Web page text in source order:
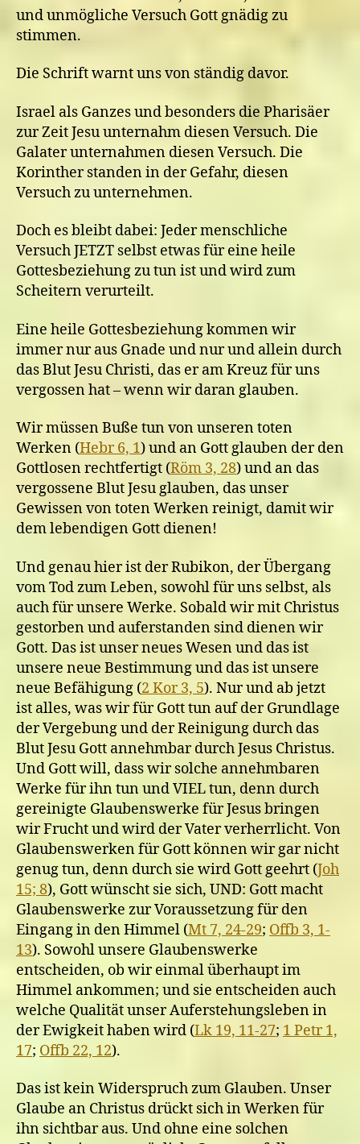
und unmögliche Versuch Gott gnädig zu
stimmen.
Die Schrift warnt uns von ständig davor.
Israel als Ganzes und besonders die Pharisäer
zur Zeit Jesu unternahm diesen Versuch. Die
Galater unternahmen diesen Versuch. Die
Korinther standen in der Gefahr, diesen
Versuch zu unternehmen.
Doch es bleibt dabei: Jeder menschliche
Versuch JETZT selbst etwas für eine heile
Gottesbeziehung zu tun ist und wird zum
Scheitern verurteilt.
Eine heile Gottesbeziehung kommen wir
immer nur aus Gnade und nur und allein durch
das Blut Jesu Christi, das er am Kreuz für uns
vergossen hat – wenn wir daran glauben.
Wir müssen Buße tun von unseren toten
Werken (Hebr 6, 1) und an Gott glauben der den
Gottlosen rechtfertigt (Röm 3, 28) und an das
vergossene Blut Jesu glauben, das unser
Gewissen von toten Werken reinigt, damit wir
dem lebendigen Gott dienen!
Und genau hier ist der Rubikon, der Übergang
vom Tod zum Leben, sowohl für uns selbst, als
auch für unsere Werke. Sobald wir mit Christus
gestorben und auferstanden sind dienen wir
Gott. Das ist unser neues Wesen und das ist
unsere neue Bestimmung und das ist unsere
neue Befähigung (2 Kor 3, 5). Nur und ab jetzt
ist alles, was wir für Gott tun auf der Grundlage
der Vergebung und der Reinigung durch das
Blut Jesu Gott annehmbar durch Jesus Christus.
Und Gott will, dass wir solche annehmbaren
Werke für ihn tun und VIEL tun, denn durch
gereinigte Glaubenswerke für Jesus bringen
wir Frucht und wird der Vater verherrlicht. Von
Glaubenswerken für Gott können wir gar nicht
genug tun, denn durch sie wird Gott geehrt (Joh
15; 8), Gott wünscht sie sich, UND: Gott macht
Glaubenswerke zur Voraussetzung für den
Eingang in den Himmel (Mt 7, 24-29; Offb 3, 1-
13). Sowohl unsere Glaubenswerke
entscheiden, ob wir einmal überhaupt im
Himmel ankommen; und sie entscheiden auch
welche Qualität unser Auferstehungsleben in
der Ewigkeit haben wird (Lk 19, 11-27; 1 Petr 1,
17; Offb 22, 12).
Das ist kein Widerspruch zum Glauben. Unser
Glaube an Christus drückt sich in Werken für
ihn sichtbar aus. Und ohne eine solchen